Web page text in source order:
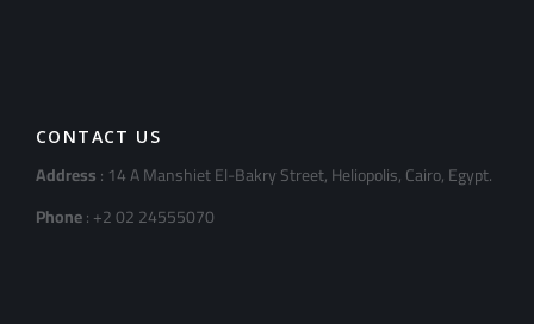
CONTACT US
Address: 14 A Manshiet El-Bakry Street, Heliopolis, Cairo, Egypt.
Phone: +2 02 24555070